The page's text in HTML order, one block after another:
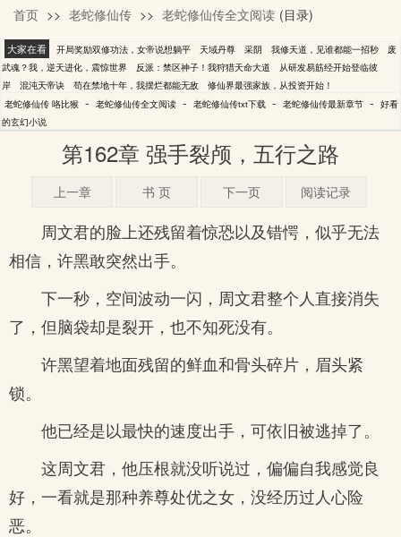
咯比猴
首页 >> 老蛇修仙传 >> 老蛇修仙传全文阅读 (目录)
大家在看 开局奖励双修功法，女帝说想躺平 天域丹尊 采阴 我修天道，见谁都能一招秒
废
武魂？我，逆天进化，震惊世界
反派：禁区神子！我狩猎天命大道
从研发易筋经开始登临彼
岸
混沌天帝诀 苟在禁地十年，我摆烂都能无敌
修仙界最强家族，从投资开始！
老蛇修仙传 咯比猴 - 老蛇修仙传全文阅读 - 老蛇修仙传txt下载 - 老蛇修仙传最新章节 - 好看
的玄幻小说
第162章 强手裂颅，五行之路
上一章 书 页 下一页 阅读记录
周文君的脸上还残留着惊恐以及错愕，似乎无法
相信，许黑敢突然出手。
下一秒，空间波动一闪，周文君整个人直接消失
了，但脑袋却是裂开，也不知死没有。
许黑望着地面残留的鲜血和骨头碎片，眉头紧
锁。
他已经是以最快的速度出手，可依旧被逃掉了。
这周文君，他压根就没听说过，偏偏自我感觉良
好，一看就是那种养尊处优之女，没经历过人心险
恶。